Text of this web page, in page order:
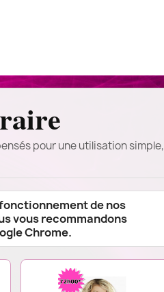
pour une utilisation simple,
de nos
vous recommandons
Chrome.